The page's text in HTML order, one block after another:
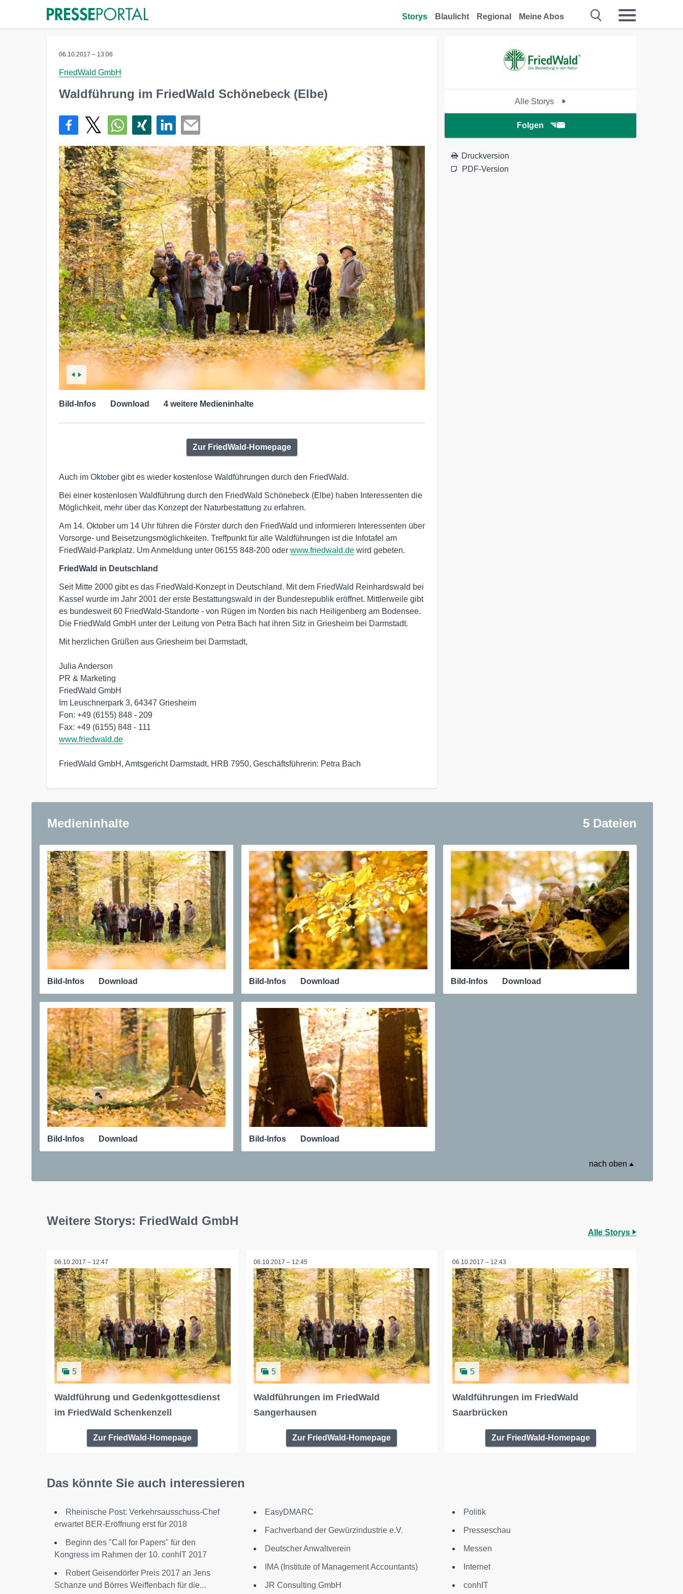
Storys Blaulicht Regional Meine Abos
06.10.2017 – 13:06
FriedWald GmbH
Waldführung im FriedWald Schönebeck (Elbe)
Bild-Infos Download 4 weitere Medieninhalte
Zur FriedWald-Homepage
Auch im Oktober gibt es wieder kostenlose Waldführungen durch den FriedWald.
Bei einer kostenlosen Waldführung durch den FriedWald Schönebeck (Elbe) haben Interessenten die
Möglichkeit, mehr über das Konzept der Naturbestattung zu erfahren.
Am 14. Oktober um 14 Uhr führen die Förster durch den FriedWald und informieren Interessenten über
Vorsorge- und Beisetzungsmöglichkeiten. Treffpunkt für alle Waldführungen ist die Infotafel am
FriedWald-Parkplatz. Um Anmeldung unter 06155 848-200 oder www.friedwald.de wird gebeten.
FriedWald in Deutschland
Seit Mitte 2000 gibt es das FriedWald-Konzept in Deutschland. Mit dem FriedWald Reinhardswald bei
Kassel wurde im Jahr 2001 der erste Bestattungswald in der Bundesrepublik eröffnet. Mittlerweile gibt
es bundesweit 60 FriedWald-Standorte - von Rügen im Norden bis nach Heiligenberg am Bodensee.
Die FriedWald GmbH unter der Leitung von Petra Bach hat ihren Sitz in Griesheim bei Darmstadt.
Mit herzlichen Grüßen aus Griesheim bei Darmstadt,
Julia Anderson
PR & Marketing
FriedWald GmbH
Im Leuschnerpark 3, 64347 Griesheim
Fon: +49 (6155) 848 - 209
www.friedwald.de
FriedWald GmbH, Amtsgericht Darmstadt, HRB 7950, Geschäftsführerin: Petra Bach
Alle Storys
Folgen
Druckversion
PDF-Version
Medieninhalte 5 Dateien
Bild-Infos Download
Bild-Infos Download
Bild-Infos Download
Bild-Infos Download
Bild-Infos Download
nach oben
Weitere Storys: FriedWald GmbH
Alle Storys
06.10.2017 – 12:47
5
Waldführung und Gedenkgottesdienst
im FriedWald Schenkenzell
Zur FriedWald-Homepage
06.10.2017 – 12:45
5
Waldführungen im FriedWald
Sangerhausen
Zur FriedWald-Homepage
06.10.2017 – 12:43
5
Waldführungen im FriedWald
Saarbrücken
Zur FriedWald-Homepage
Das könnte Sie auch interessieren
Rheinische Post: Verkehrsausschuss-Chef
erwartet BER-Eröffnung erst für 2018
Beginn des "Call for Papers" für den
Kongress im Rahmen der 10. conhIT 2017
Robert Geisendörfer Preis 2017 an Jens
Schanze und Börres Weiffenbach für die...
EasyDMARC
Fachverband der Gewürzindustrie e.V.
Deutscher Anwaltverein
IMA (Institute of Management Accountants)
JR Consulting GmbH
Politik
Presseschau
Messen
Internet
conhIT